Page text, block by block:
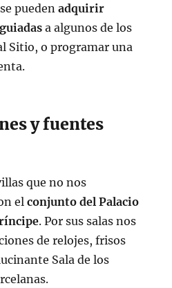
puedenadquirir
a algunos de los
Sitio, o programar una
y fuentes
que no nos
el conjunto del Palacio
. Por sus salas nos
de relojes, frisos
Sala de los